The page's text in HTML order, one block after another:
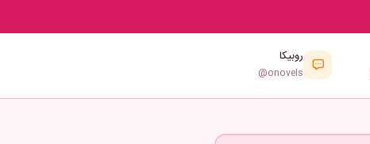
روبیکا
@onovels